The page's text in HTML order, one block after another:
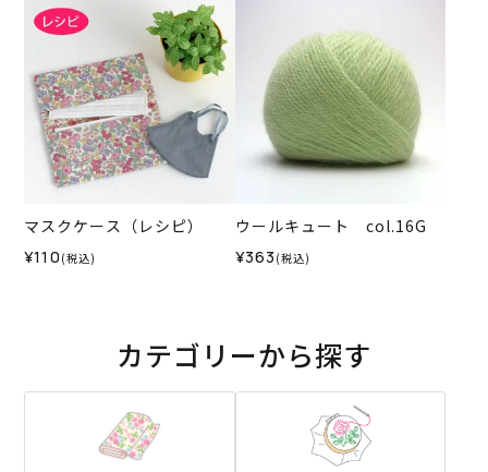
マスクケース（レシピ）
¥110 (税込)
ウールキュート col.16G
¥363 (税込)
カテゴリーから探す